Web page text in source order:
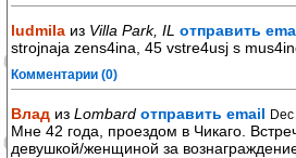
ludmila из Villa Park, IL отправить
strojnaja zens4ina, 45 vstre4usj s
Комментарии (0)
Влад из Lombard отправить email
Мне 42 года, проездом в Чикаго.
девушкой/женщиной за